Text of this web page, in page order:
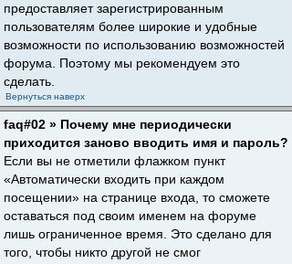
предоставляет зарегистрированным
пользователям более широкие и удобные
возможности по использованию возможностей
форума. Поэтому мы рекомендуем это
сделать.
Вернуться наверх
faq#02 » Почему мне периодически
приходится заново вводить имя и пароль?
Если вы не отметили флажком пункт
«Автоматически входить при каждом
посещении» на странице входа, то сможете
оставаться под своим именем на форуме
лишь ограниченное время. Это сделано для
того, чтобы никто другой не смог